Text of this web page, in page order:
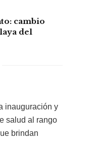
cambio
del
inauguración y
salud al rango
brindan